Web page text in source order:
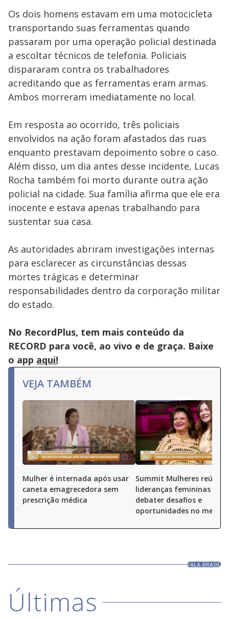
Os dois homens estavam em uma motocicleta
transportando suas ferramentas quando
passaram por uma operação policial destinada
a escoltar técnicos de telefonia. Policiais
dispararam contra os trabalhadores
acreditando que as ferramentas eram armas.
Ambos morreram imediatamente no local.
Em resposta ao ocorrido, três policiais
envolvidos na ação foram afastados das ruas
enquanto prestavam depoimento sobre o caso.
Além disso, um dia antes desse incidente, Lucas
Rocha também foi morto durante outra ação
policial na cidade. Sua família afirma que ele era
inocente e estava apenas trabalhando para
sustentar sua casa.
As autoridades abriram investigações internas
para esclarecer as circunstâncias dessas
mortes trágicas e determinar
responsabilidades dentro da corporação militar
do estado.
No RecordPlus, tem mais conteúdo da
RECORD para você, ao vivo e de graça. Baixe
o app aqui!
VEJA TAMBÉM
Mulher é internada após usar
caneta emagrecedora sem
prescrição médica
Summit Mulheres reúne
lideranças femininas para
debater desafios e
oportunidades no
FALA-BRASIL
Últimas